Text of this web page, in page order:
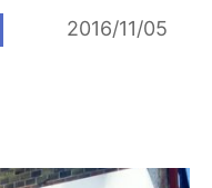
2016/11/05